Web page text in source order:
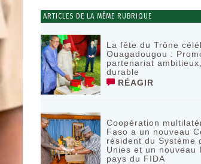
ARTICLES DE LA MÊME RUBRIQUE
La fête du Trône
Ouagadougou :
partenariat
durable
RÉAGIR
Coopération
Faso a un nouveau
résident du Système
Unies et un nouveau
pays du FIDA